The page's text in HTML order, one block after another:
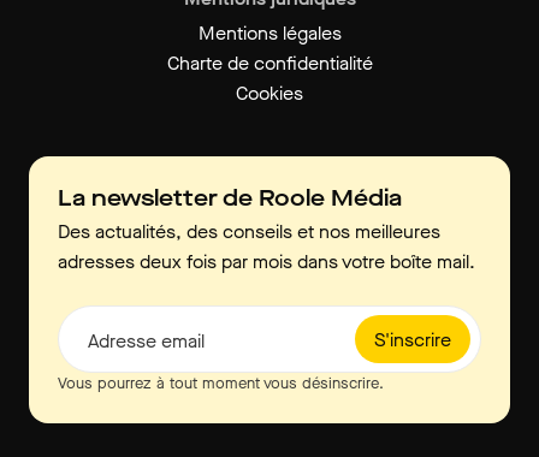
Mentions légales
Charte de confidentialité
Cookies
La newsletter de Roole Média
Des actualités, des conseils et nos meilleures
adresses deux fois par mois dans votre boîte mail.
S'inscrire
Adresse email
Vous pourrez à tout moment vous désinscrire.